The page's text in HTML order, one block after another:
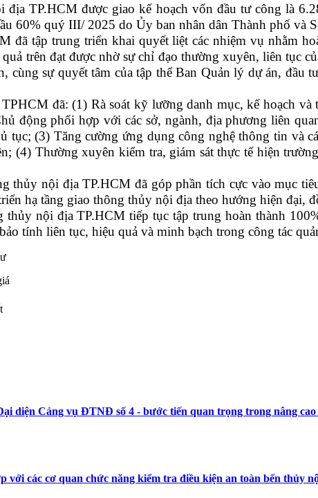
TP.HCM được giao kế hoạch vốn đầu tư công là
60% quý III/ 2025 do Ủy ban nhân dân Thành phố và
đã tập trung triển khai quyết liệt các nhiệm vụ nhằm
trên đạt được nhờ sự chỉ đạo thường xuyên, liên tục
cùng sự quyết tâm của tập thể Ban Quản lý dự án,
đã: (1) Rà soát kỹ lưỡng danh mục, kế hoạch
động phối hợp với các sở, ngành, địa phương liên
tục; (3) Tăng cường ứng dụng công nghệ thông tin và
(4) Thường xuyên kiểm tra, giám sát thực tế hiện
thủy nội địa TP.HCM đã góp phần tích cực vào mục
hạ tầng giao thông thủy nội địa theo hướng hiện đại,
nội địa TP.HCM tiếp tục tập trung hoàn thành
tính liên tục, hiệu quả và minh bạch trong công tác
diện Cảng vụ ĐTNĐ số 4 - bước tiến quan trọng trong nâng
với các cơ quan chức năng kiểm tra điều kiện an toàn bến thủy